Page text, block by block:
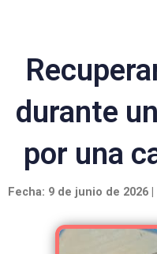
durante
por una
Fecha: 9 de junio de 2026